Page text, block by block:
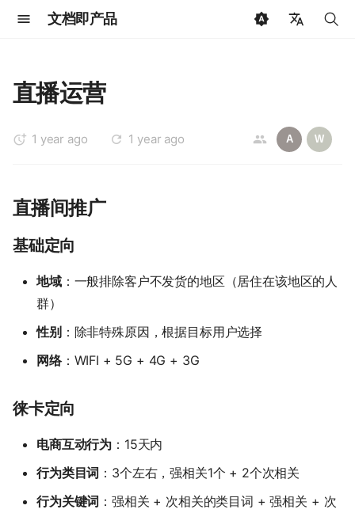
文档即产品
🇷🇺 Русский
🇧🇷 Português
🇰🇷 한국어
入
开
直播运营
1 year ago 1 year ago A W
直播间推广
基础定向
地域：一般排除客户不发货的地区（居住在该地区的人
群）
性别：除非特殊原因，根据目标用户选择
网络：WIFI + 5G + 4G + 3G
徕卡定向
电商互动行为 ：15天内
行为类目词 ：3个左右，强相关1个 + 2个次相关
行为关键词 ：强相关 + 次相关的类目词 + 强相关 + 次